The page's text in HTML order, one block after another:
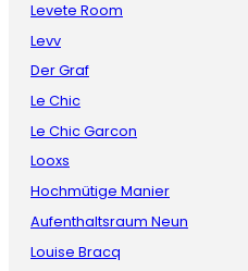
Levete Room
Levv
Der Graf
Le Chic
Le Chic Garcon
Looxs
Hochmütige Manier
Aufenthaltsraum Neun
Louise Bracq